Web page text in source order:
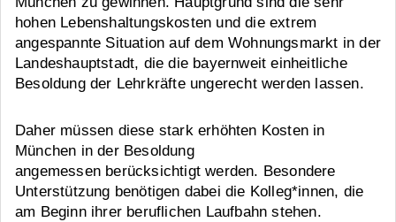
hohen Lebenshaltungskosten und die extrem
angespannte Situation auf dem Wohnungsmarkt in der
Landeshauptstadt, die die bayernweit einheitliche
Besoldung der Lehrkräfte ungerecht werden lassen.
Daher müssen diese stark erhöhten Kosten in
München in der Besoldung
angemessen berücksichtigt werden. Besondere
Unterstützung benötigen dabei die Kolleg*innen, die
am Beginn ihrer beruflichen Laufbahn stehen.